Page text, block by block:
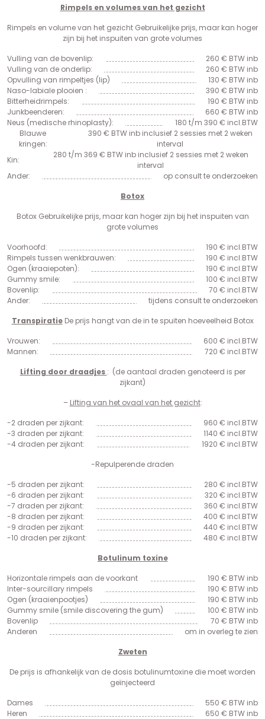
Rimpels en volumes van het gezicht
Rimpels en volume van het gezicht Gebruikelijke prijs, maar kan hoger
zijn bij het inspuiten van grote volumes
Vulling van de bovenlip:
260 € BTW inb
Vulling van de onderlip:
260 € BTW inb
Opvulling van rimpeltjes (lip)
130 € BTW inb
Naso-labiale plooien :
390 € BTW inb
Bitterheidrimpels:
190 € BTW inb
Junkbeenderen:
660 € BTW inb
Neus (medische rhinoplasty):
180 t/m 390 € incl.BTW
Blauwe
kringen:
390 € BTW inb inclusief 2 sessies met 2 weken
interval
Kin:
280 t/m 369 € BTW inb inclusief 2 sessies met 2 weken
interval
Ander:
op consult te onderzoeken
Botox
Botox Gebruikelijke prijs, maar kan hoger zijn bij het inspuiten van
grote volumes
Voorhoofd:
190 € incl.BTW
Rimpels tussen wenkbrauwen:
190 € incl.BTW
Ogen (kraaiepoten):
190 € incl.BTW
Gummy smile:
100 € incl.BTW
Bovenlip:
70 € incl.BTW
Ander:
tijdens consult te onderzoeken
TranspiratieDe prijs hangt van de in te spuiten hoeveelheid Botox
Vrouwen:
600 € incl.BTW
Mannen:
720 € incl.BTW
Lifting door draadjes : (de aantaal draden genoteerd is per
zijkant)
– Lifting van het ovaal van het gezicht:
-2 draden per zijkant:
960 € incl.BTW
-3 draden per zijkant:
1140 € incl.BTW
-4 draden per zijkant:
1920 € incl.BTW
-Repulperende draden
-5 draden per zijkant:
280 € incl.BTW
-6 draden per zijkant:
320 € incl.BTW
-7 draden per zijkant:
360 € incl.BTW
-8 draden per zijkant:
400 € incl.BTW
-9 draden per zijkant:
440 € incl.BTW
-10 draden per zijkant:
480 € incl.BTW
Botulinum toxine
Horizontale rimpels aan de voorkant
190 € BTW inb
Inter-sourcillary rimpels
190 € BTW inb
Ogen (kraaienpootjes)
190 € BTW inb
Gummy smile (smile discovering the gum)
100 € BTW inb
Bovenlip
70 € BTW inb
Anderen
om in overleg te zien
Zweten
De prijs is afhankelijk van de dosis botulinumtoxine die moet worden
geïnjecteerd
Dames
550 € BTW inb
Heren
650 € BTW inb